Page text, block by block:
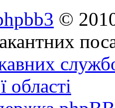
©
області